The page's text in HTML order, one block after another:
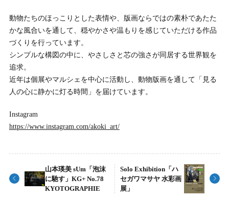
動物たちのほっこりとした表情や、版画ならではの素朴であたた
かな風合いを通して、穏やかさや温もりを感じていただける作品
づくりを行っています。
シンプルな構図の中に、やさしさと芯の強さが同居する世界観を
追求。
近年は個展やマルシェを中心に活動し、動物版画を通して「見る
人の心に静かに灯る時間」を届けています。
Instagram
https://www.instagram.com/akoki_art/
山本瑛美 sUm「泡沫
に馳す」KG+ No.78
KYOTOGRAPHIE
Solo Exhibition「ハ
セガワマサヤ 水彩画
展」